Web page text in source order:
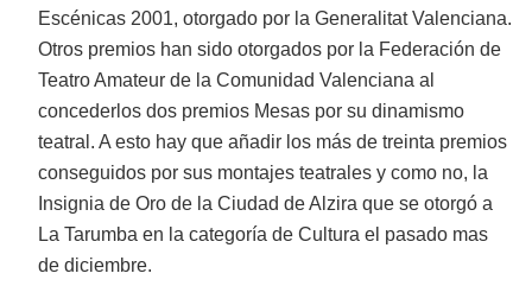
Escénicas 2001, otorgado por la Generalitat Valenciana.
Otros premios han sido otorgados por la Federación de
Teatro Amateur de la Comunidad Valenciana al
concederlos dos premios Mesas por su dinamismo
teatral. A esto hay que añadir los más de treinta premios
conseguidos por sus montajes teatrales y como no, la
Insignia de Oro de la Ciudad de Alzira que se otorgó a
La Tarumba en la categoría de Cultura el pasado mas
de diciembre.